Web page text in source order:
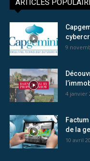
ARTICLES
9
4 janvier
de la
10 avril